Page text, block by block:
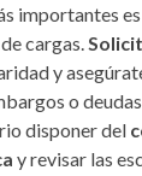
importantes
cargas.
y
o
disponer del
y revisar las